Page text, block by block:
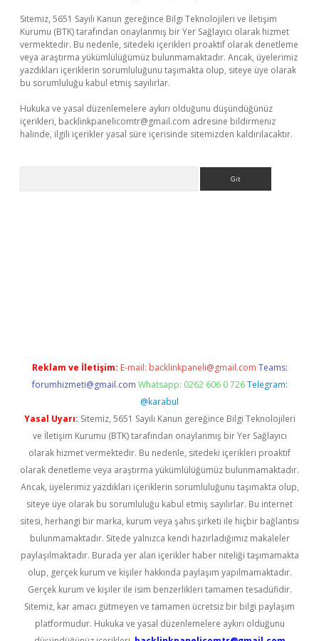
Sitemiz, 5651 Sayılı Kanun gereğince Bilgi Teknolojileri ve İletişim
Kurumu (BTK) tarafından onaylanmış bir Yer Sağlayıcı olarak hizmet
vermektedir. Bu nedenle, sitedeki içerikleri proaktif olarak denetleme
veya araştırma yükümlülüğümüz bulunmamaktadır. Ancak, üyelerimiz
yazdıkları içeriklerin sorumluluğunu taşımakta olup, siteye üye olarak
bu sorumluluğu kabul etmiş sayılırlar.
Hukuka ve yasal düzenlemelere aykırı olduğunu düşündüğünüz
içerikleri, backlinkpanelicomtr@gmail.com adresine bildirmeniz
halinde, ilgili içerikler yasal süre içerisinde sitemizden kaldırılacaktır.
Reklam ve İletişim: E-mail: backlinkpaneli@gmail.com Teams:
forumhizmeti@gmail.com Whatsapp: 0262 606 0 726 Telegram:
@karabul
Yasal Uyarı: Sitemiz, 5651 Sayılı Kanun gereğince Bilgi Teknolojileri
ve İletişim Kurumu (BTK) tarafından onaylanmış bir Yer Sağlayıcı
olarak hizmet vermektedir. Bu nedenle, sitedeki içerikleri proaktif
olarak denetleme veya araştırma yükümlülüğümüz bulunmamaktadır.
Ancak, üyelerimiz yazdıkları içeriklerin sorumluluğunu taşımakta olup,
siteye üye olarak bu sorumluluğu kabul etmiş sayılırlar. Bu internet
sitesi, herhangi bir marka, kurum veya şahıs şirketi ile hiçbir bağlantısı
bulunmamaktadır. Sitede yalnızca kendi hazırladığımız makaleler
paylaşılmaktadır. Burada yer alan içerikler haber niteliği taşımamakta
olup, gerçek kurum ve kişiler hakkında paylaşım yapılmamaktadır.
Gerçek kurum ve kişiler ile isim benzerlikleri tamamen tesadüfidir.
Sitemiz, kar amacı gütmeyen ve tamamen ücretsiz bir bilgi paylaşım
platformudur. Hukuka ve yasal düzenlemelere aykırı olduğunu